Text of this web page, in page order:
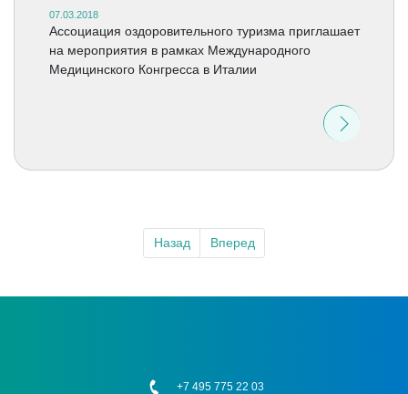
07.03.2018
Ассоциация оздоровительного туризма приглашает
на мероприятия в рамках Международного
Медицинского Конгресса в Италии
Назад Вперед
+7 495 775 22 03